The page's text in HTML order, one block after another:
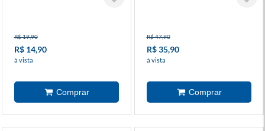
R$ 19,90
R$ 14,90
à vista
R$ 47,90
R$ 35,90
à vista